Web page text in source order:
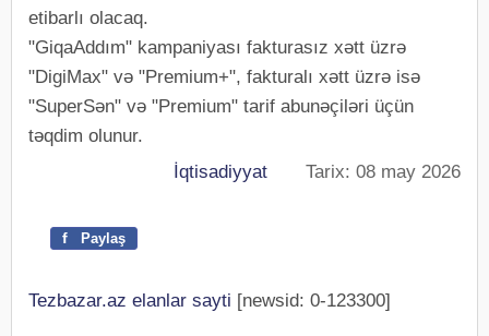
etibarlı olacaq.
"GiqaAddım" kampaniyası fakturasız xətt üzrə
"DigiMax" və "Premium+", fakturalı xətt üzrə isə
"SuperSən" və "Premium" tarif abunəçiləri üçün
təqdim olunur.
İqtisadiyyat Tarix: 08 may 2026
f Paylaş
Tezbazar.az elanlar sayti [newsid: 0-123300]